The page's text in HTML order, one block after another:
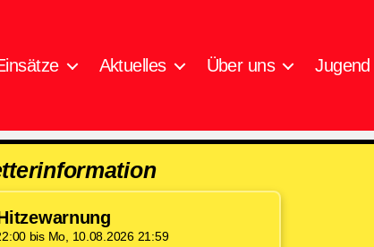
Aktuelles Über uns Jugend
bis Mo, 10.08.2026 21:59